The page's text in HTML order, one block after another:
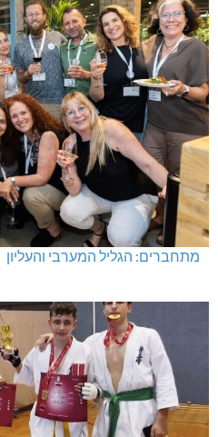
מתחברים: הגליל המערבי והעליון